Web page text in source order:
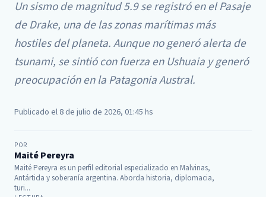
Un sismo de magnitud 5.9 se registró en el Pasaje
de Drake, una de las zonas marítimas más
hostiles del planeta. Aunque no generó alerta de
tsunami, se sintió con fuerza en Ushuaia y generó
preocupación en la Patagonia Austral.
Publicado el 8 de julio de 2026, 01:45 hs
POR
Maité Pereyra
Maité Pereyra es un perfil editorial especializado en Malvinas,
Antártida y soberanía argentina. Aborda historia, diplomacia,
turi...